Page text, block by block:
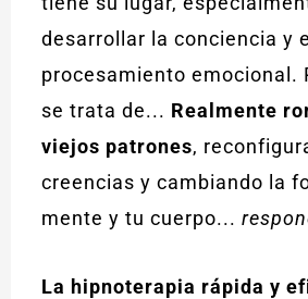
desarrollar la conciencia y el
procesamiento emocional.
se trata de... Realmente
viejos patrones,
creencias y cambiando la
mente y tu cuerpo...
La hipnoterapia rápida y